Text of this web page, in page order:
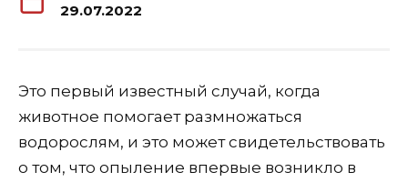
29.07.2022
Это первый известный случай, когда
животное помогает размножаться
водорослям, и это может свидетельствовать
о том, что опыление впервые возникло в